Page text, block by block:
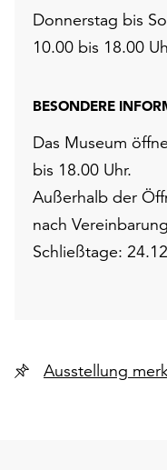
Donnerstag bis
10.00 bis 18.00
BESONDERE
Das Museum
bis 18.00 Uhr.
Außerhalb der
nach
Schließtage: